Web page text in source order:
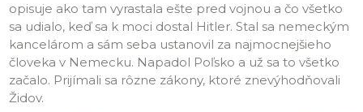
opisuje ako tam vyrastala ešte pred vojnou a čo všetko
sa udialo, keď sa k moci dostal Hitler. Stal sa nemeckým
kancelárom a sám seba ustanovil za najmocnejšieho
človeka v Nemecku. Napadol Poľsko a už sa to všetko
začalo. Prijímali sa rôzne zákony, ktoré znevýhodňovali
Židov.